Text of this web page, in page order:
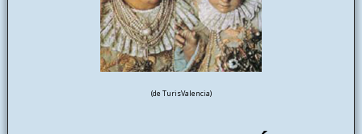
(de TurisValencia)